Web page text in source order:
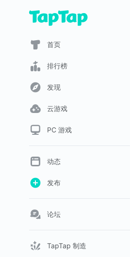
首页
排行榜
发现
云游戏
PC 游戏
动态
发布
论坛
TapTap 制造